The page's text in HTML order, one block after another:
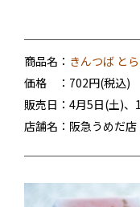
商品名： きんつば と
価格 ：702円(税込)
販売日：4月5日(土)
店舗名：阪急うめだ店